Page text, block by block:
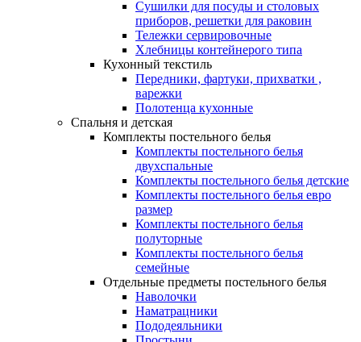
Сушилки для посуды и столовых
приборов, решетки для раковин
Тележки сервировочные
Хлебницы контейнерого типа
Кухонный текстиль
Передники, фартуки, прихватки ,
варежки
Полотенца кухонные
Спальня и детская
Комплекты постельного белья
Комплекты постельного белья
двухспальные
Комплекты постельного белья детские
Комплекты постельного белья евро
размер
Комплекты постельного белья
полуторные
Комплекты постельного белья
семейные
Отдельные предметы постельного белья
Наволочки
Наматрацники
Пододеяльники